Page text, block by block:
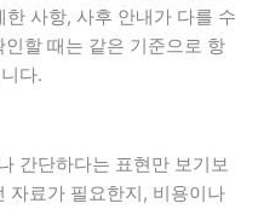
사항, 사후 안내가 다를 수
할 때는 같은 기준으로 항
다.
간단하다는 표현만 보기보
자료가 필요한지, 비용이나